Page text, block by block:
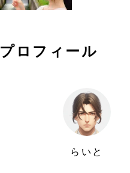
プロフィール
らいと